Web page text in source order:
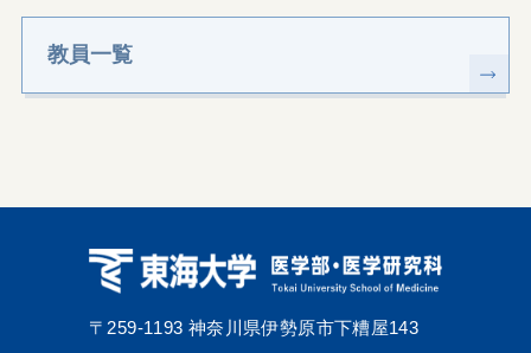
教員一覧
〒259-1193 神奈川県伊勢原市下糟屋143